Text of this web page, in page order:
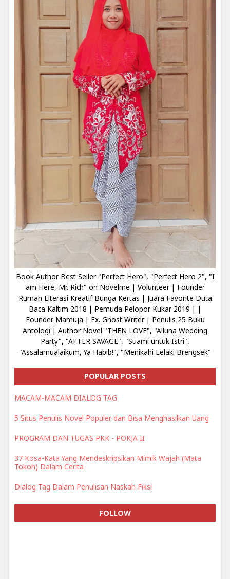
Book Author Best Seller "Perfect Hero", "Perfect Hero 2", "I
am Here, Mr. Rich" on Novelme | Volunteer | Founder
Rumah Literasi Kreatif Bunga Kertas | Juara Favorite Duta
Baca Kaltim 2018 | Pemuda Pelopor Kukar 2019 | |
Founder Mamuja | Ex. Ghost Writer | Penulis 25 Buku
Antologi | Author Novel "THEN LOVE", "Alluna Wedding
Party", "AFTER SAVAGE", "Suami untuk Istri",
"Assalamualaikum, Ya Habib!", "Menikahi Lelaki Brengsek"
POPULAR POSTS
MACAM-MACAM DIALOG TAG
5 Situs Penulis Novel Populer dan Bisa Menghasilkan Uang
PROGRAM DAN TUGAS PKK - POKJA II
37 Kosa-Kata Yang Mendeskripsikan Mimik Wajah (Mata
Tokoh) Dalam Cerita
Dialog Tag Dalam Penulisan Naskah Fiksi
FOLLOW